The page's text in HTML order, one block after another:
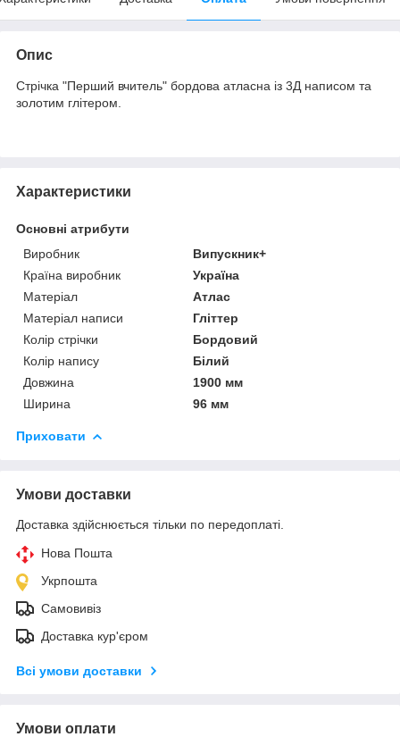
Опис
Стрічка "Перший вчитель" бордова атласна із 3Д написом та
золотим глітером.
Характеристики
Основні атрибути
Виробник
Випускник+
Країна виробник
Україна
Матеріал
Атлас
Матеріал написи
Гліттер
Колір стрічки
Бордовий
Колір напису
Білий
Довжина
1900 мм
Ширина
96 мм
Приховати
Умови доставки
Доставка здійснюється тільки по передоплаті.
Нова Пошта
Укрпошта
Самовивіз
Доставка кур'єром
Всі умови доставки
Умови оплати